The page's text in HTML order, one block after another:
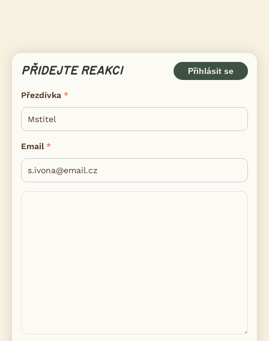
PŘIDEJTE REAKCI Přihlásit se
Přezdívka
Email